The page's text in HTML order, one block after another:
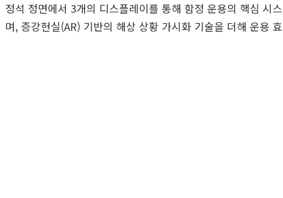
정석 정면에서 3개의 디스플레이를 통해 함정 운용의 핵심 시
며, 증강현실(AR) 기반의 해상 상황 가시화 기술을 더해 운용